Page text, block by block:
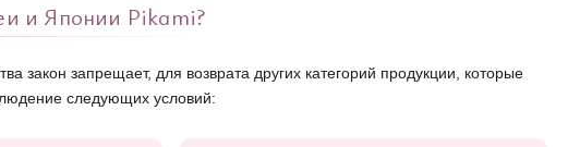
и Японии Pikami?
закон запрещает, для возврата других категорий продукции, которые
следующих условий: